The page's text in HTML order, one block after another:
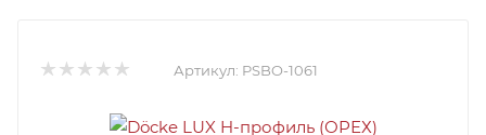
Артикул: PSBO-1061